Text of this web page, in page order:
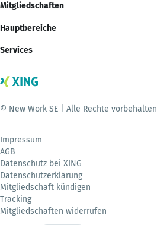
Mitgliedschaften
Hauptbereiche
Services
© New Work SE | Alle Rechte vorbehalten
Impressum
AGB
Datenschutz bei XING
Datenschutzerklärung
Mitgliedschaft kündigen
Tracking
Mitgliedschaften widerrufen